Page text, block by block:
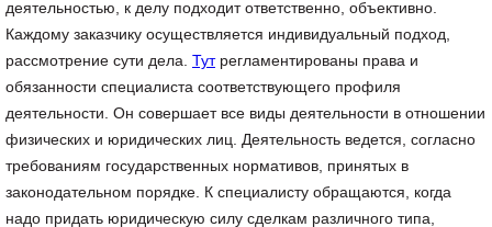
деятельностью, к делу подходит ответственно, объективно.
Каждому заказчику осуществляется индивидуальный подход,
рассмотрение сути дела. Тутрегламентированы права и
обязанности специалиста соответствующего профиля
деятельности. Он совершает все виды деятельности в отношении
физических и юридических лиц. Деятельность ведется, согласно
требованиям государственных нормативов, принятых в
законодательном порядке. К специалисту обращаются, когда
надо придать юридическую силу сделкам различного типа,